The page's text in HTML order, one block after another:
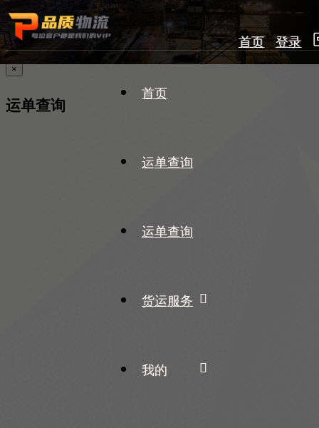
首页 登录
首页
运单查询
运单查询
货运服务
我的
×
运单查询